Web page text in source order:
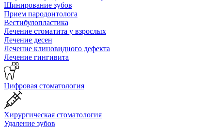
Шинирование зубов
Прием пародонтолога
Вестибулопластика
Лечение стоматита у взрослых
Лечение десен
Лечение клиновидного дефекта
Лечение гингивита
Цифровая стоматология
Хирургическая стоматология
Удаление зубов